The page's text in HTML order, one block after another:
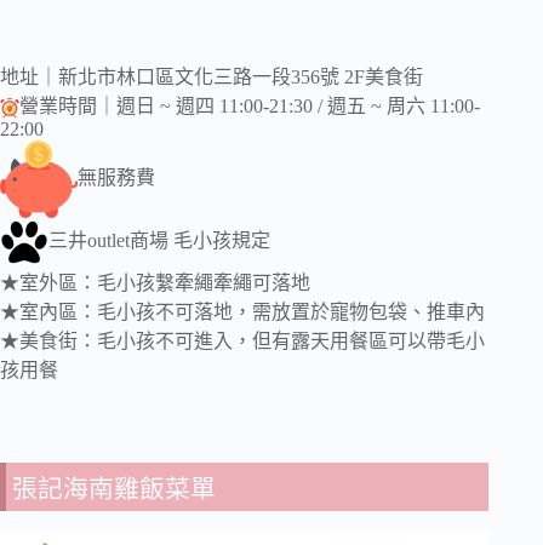
地址｜新北市林口區文化三路一段356號 2F美食街
營業時間｜週日 ~ 週四 11:00-21:30 / 週五 ~ 周六 11:00-
22:00
無服務費
三井outlet商場 毛小孩規定
★室外區：毛小孩繫牽繩牽繩可落地
★室內區：毛小孩不可落地，需放置於寵物包袋、推車內
★美食街：毛小孩不可進入，但有露天用餐區可以帶毛小
孩用餐
張記海南雞飯菜單